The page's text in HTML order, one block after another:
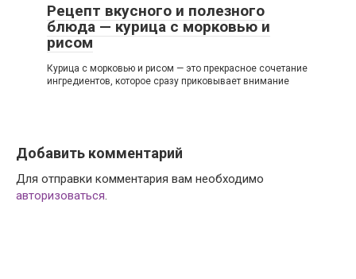
Рецепт вкусного и полезного
блюда — курица с морковью и
рисом
Курица с морковью и рисом — это прекрасное сочетание
ингредиентов, которое сразу приковывает внимание
Добавить комментарий
Для отправки комментария вам необходимо
авторизоваться.